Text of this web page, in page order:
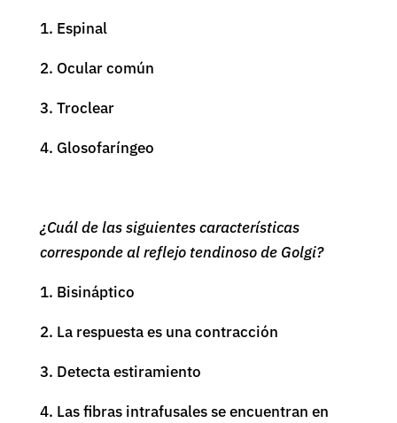
1. Espinal
2. Ocular común
3. Troclear
4. Glosofaríngeo
¿Cuál de las siguientes características
corresponde al reflejo tendinoso de Golgi?
1. Bisináptico
2. La respuesta es una contracción
3. Detecta estiramiento
4. Las fibras intrafusales se encuentran en